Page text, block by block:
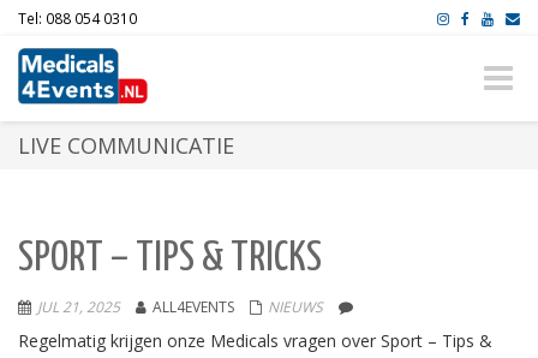
Tel: 088 054 0310
Toggle
LIVE COMMUNICATIE
SPORT – TIPS & TRICKS
JUL 21, 2025 ALL4EVENTS NIEUWS
Regelmatig krijgen onze Medicals vragen over Sport – Tips &